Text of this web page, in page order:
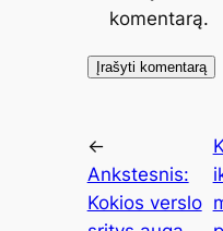
komentarą.
←
Ankstesnis:
Kokios verslo